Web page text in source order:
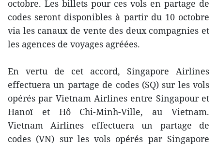
octobre. Les billets pour ces vols en partage de
codes seront disponibles à partir du 10 octobre
via les canaux de vente des deux compagnies et
les agences de voyages agréées.
En vertu de cet accord, Singapore Airlines
effectuera un partage de codes (SQ) sur les vols
opérés par Vietnam Airlines entre Singapour et
Hanoï et Hô Chi-Minh-Ville, au Vietnam.
Vietnam Airlines effectuera un partage de
codes (VN) sur les vols opérés par Singapore